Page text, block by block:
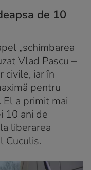
de 10
„schimbarea
Vlad Pascu –
civile, iar în
pentru
a primit mai
10 ani de
liberarea
Cuculis.